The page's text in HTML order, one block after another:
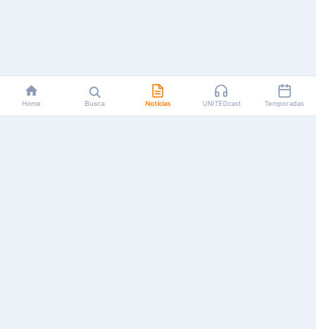
Home Busca Notícias UNITEDcast Temporadas